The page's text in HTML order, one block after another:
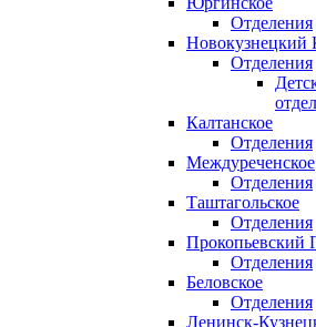
Отделения
Отделения
Калтанское
Отделения
Междуреченское
Отделения
Таштагольское
Отделения
Прокопьевский
Отделения
Беловское
Отделения
Ленинск-